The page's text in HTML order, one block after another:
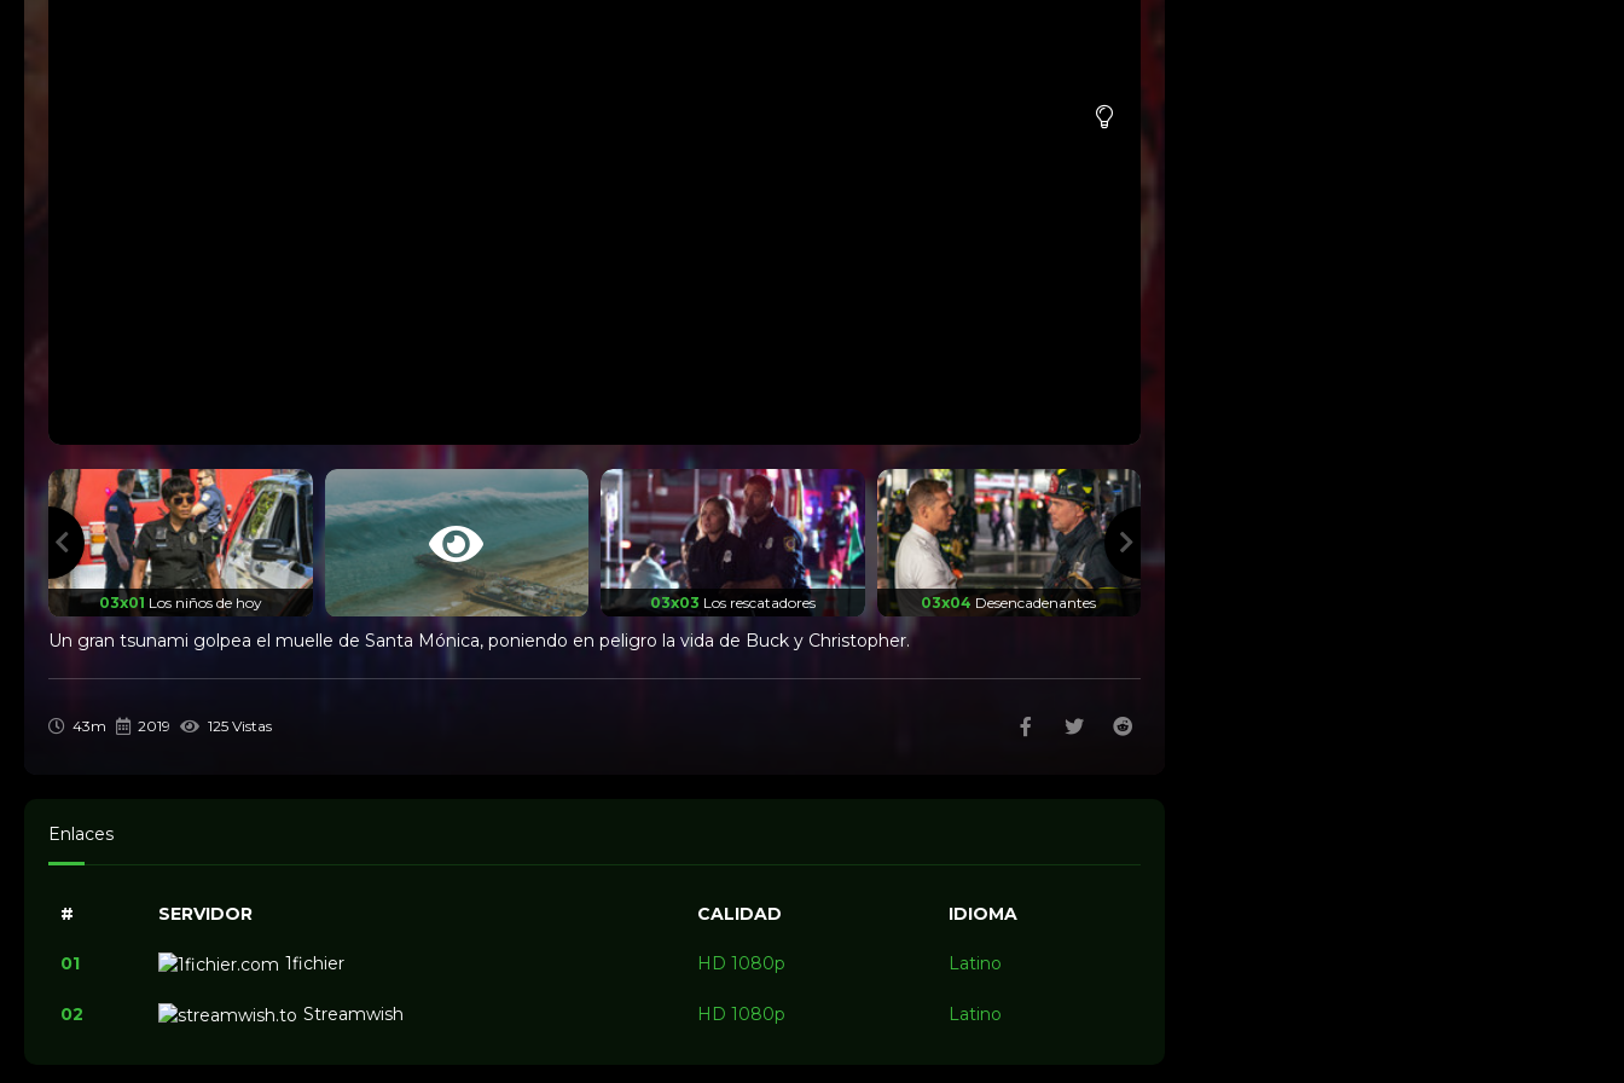
03x01 Los niños de hoy
El que nada no se
03x03 Los rescatadores 03x04 Desencadenantes
Un gran tsunami golpea el muelle de Santa Mónica, poniendo en peligro la vida de Buck y Christopher.
43m 2019 125 Vistas
Enlaces
# SERVIDOR CALIDAD IDIOMA
01 1fichier HD 1080p Latino
02 Streamwish HD 1080p Latino